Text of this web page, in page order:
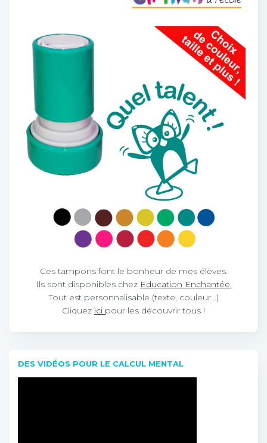
Ces tampons font le bonheur de mes élèves.
Ils sont disponibles chez Education Enchantée.
Tout est personnalisable (texte, couleur…)
Cliquez ici pour les découvrir tous !
DES VIDÉOS POUR LE CALCUL MENTAL